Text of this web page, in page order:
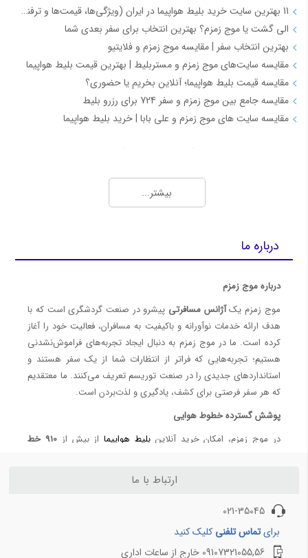
11 بهترین سایت خرید بلیط هواپیما در ایران (ویژگی‌ها، قیمت‌ها و ترفندها)
الی گشت یا موج زمزم؟ بهترین انتخاب برای سفر بعدی شما
بهترین انتخاب سفر | مقایسه موج زمزم و فلایتیو
مقایسه سایت‌های موج زمزم و مستربلیط | بهترین قیمت بلیط هواپیما
مقایسه قیمت بلیط هواپیما؛ آنلاین بخریم یا حضوری؟
مقایسه جامع بین موج زمزم و سفر 724 برای رزرو بلیط
مقایسه سایت های موج زمزم و علی بابا | خرید بلیط هواپیما
رزرو گروهی بلیط هواپیما با تخفیف ویژه | موج زمزم
رزرو بلیط هواپیما چارتر
معرفی ایرلاین‌ها (Airlines)
هواپیمایی معراج - Meraj Airlines
هواپیمایی تابان - Taban Airlines
بلیط ارزان هواپیما ایران ایر؛ بهترین قیمت‌ها در موج زمزم
خرید بلیط هواپیما ماهان ⭐️هواپیمایی ماهان | موج زمزم
رزرو بلیط هواپیمایی
چک لیست کامل سفر حج: از لباس احرام تا داروهای ضروری
قیمت حج عمره 1404 | هزینه‌ها و شرایط ثبت‌نام با موج زمزم
راهنمای کامل سامانه کارگزاران حج و زیارت | موج زمزم
بیشتر...
درباره ما
درباره موج زمزم
موج زمزم یکآژانس مسافرتی پیشرو در صنعت گردشگری است که با
هدف ارائه خدمات نوآورانه و باکیفیت به مسافران، فعالیت خود را آغاز
کرده است. ما در موج زمزم به دنبال ایجاد تجربه‌های فراموش‌نشدنی
هستیم؛ تجربه‌هایی که فراتر از انتظارات شما از یک سفر هستند و
استانداردهای جدیدی را در صنعت توریسم تعریف می‌کنند. ما معتقدیم
که هر سفر فرصتی برای کشف، یادگیری و لذت‌بردن است.
پوشش گسترده خطوط هوایی
در موج زمزم، امکان خرید آنلاین بلیط هواپیمااز بیش از
910 خط
پرواز موردنظر خود
رزرو کنید. ما تجربه‌ای سریع، مطمئن و مقرون‌به‌صرفه را در اختیار شما
قرار می‌دهیم، تا سفر خود را با خیال راحت آغاز کنید.
همین حالا پرواز خود را رزرو کنید!
رزرو هتل‌های متنوع
ارتباط با ما
021-35045
برایتماس تلفنی کلیک کنید
09107321055,56 خارج از ساعات اداری